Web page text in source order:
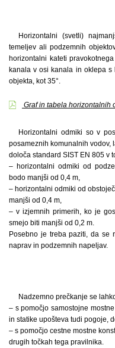
Horizontalni (svetli)
temeljev ali podzemnih
horizontalni kateti
kanala v osi kanala in oklepa s
objekta, kot 35°.
Graf in tabela horizontalnih
Horizontalni odmiki so v
posameznih komunalnih vodov,
določa standard SIST EN 805 v
– horizontalni odmiki od
bodo manjši od 0,4 m,
– horizontalni odmiki od
manjši od 0,4 m,
– v izjemnih primerih, ko je
smejo biti manjši od 0,2 m.
Posebno je treba paziti, da se
naprav in podzemnih napeljav.
Nadzemno prečkanje se
– s pomočjo samostojne
in statike upošteva tudi pogoje,
– s pomočjo cestne mostne
drugih točkah tega pravilnika.